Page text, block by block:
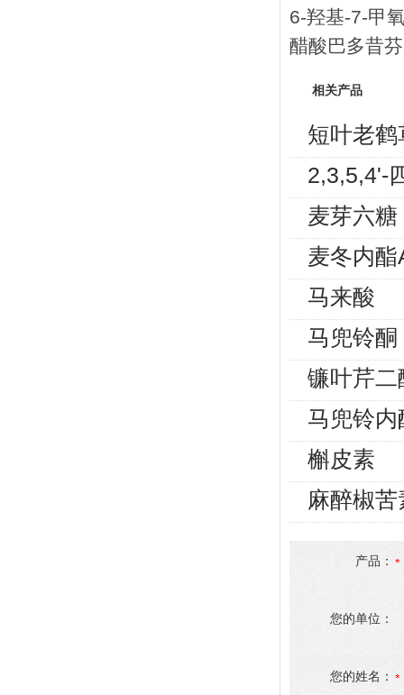
6-羟基-7-甲
醋酸巴多昔芬
相关产品
短叶老
2,3,5,4'-
麦芽六糖
麦冬内酯
马来酸
马兜铃酮
镰叶芹二
马兜铃内
槲皮素
麻醉椒苦
产品：
您的单位：
您的姓名：